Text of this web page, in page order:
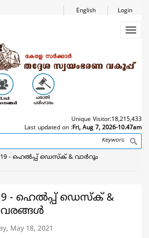
Login
English
Unique Visitor:18,215,433
Last updated on :Fri, Aug 7, 2026-10.47am
Search
- ഹെൽപ്പ് ഡെസ്ക് & വാർറൂം
- ഹെൽപ്പ് ഡെസ്ക് &
May 18, 2021